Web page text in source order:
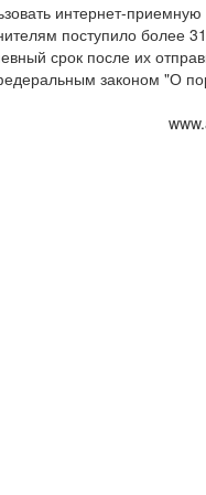
интернет-приемную
поступило более
срок после их
законом "О